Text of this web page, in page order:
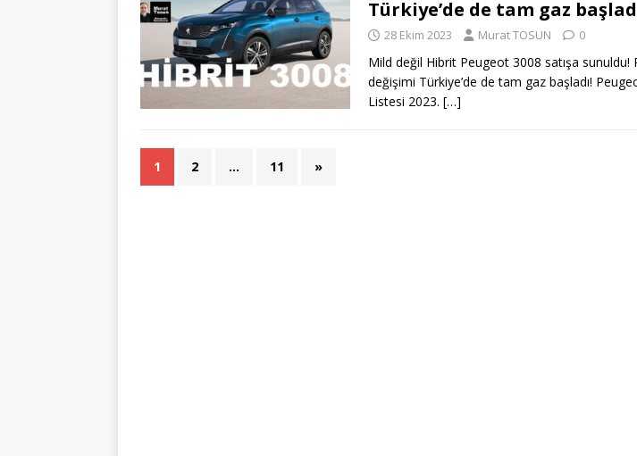
Türkiye’de de tam gaz
28 Ekim 2023 Murat TOSUN 0
Mild değil Hibrit Peugeot 3008 satışa sunuldu!
değişimi Türkiye’de de tam gaz başladı!
Listesi 2023. […]
1 2 … 11 »